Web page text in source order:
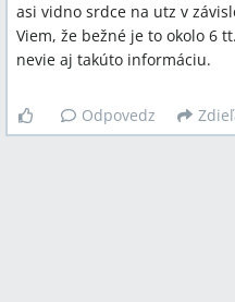
asi vidno srdce na utz v
Viem, že bežné je to okolo 6
nevie aj takúto informáciu.
Odpovedz